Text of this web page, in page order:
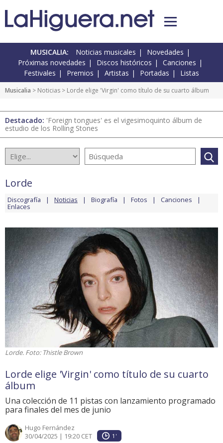
MUSICALIA: Noticias musicales
Novedades
Próximas novedades
Discos históricos
Canciones
Festivales
Premios Artistas Portadas Listas
Musicalia > Noticias > Lorde elige 'Virgin' como título de su cuarto álbum
Destacado: 'Foreign tongues' es el vigesimoquinto álbum de
estudio de los Rolling Stones
Lorde
Discografía Noticias Biografía Fotos Canciones
Enlaces
Lorde. Foto: Thistle Brown
Lorde elige 'Virgin' como título de su cuarto
álbum
Una colección de 11 pistas con lanzamiento programado
para finales del mes de junio
Hugo Fernández
30/04/2025 | 19:20 CET
1'